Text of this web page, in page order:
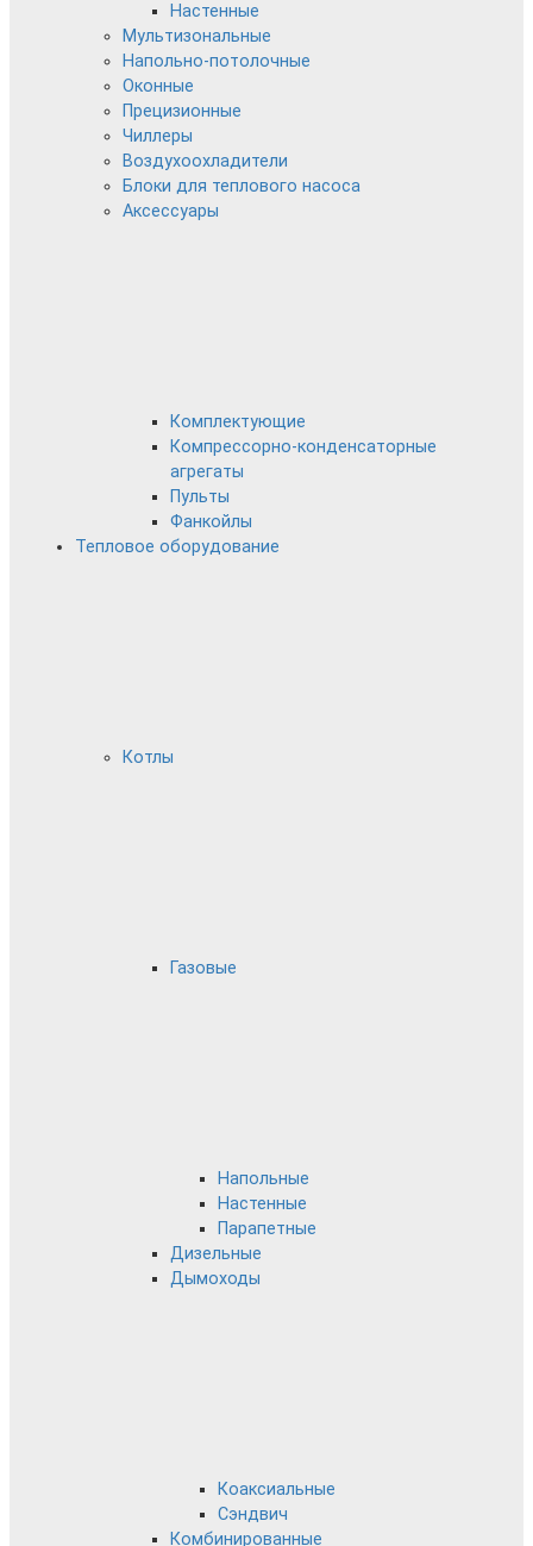
Настенные
Мультизональные
Напольно-потолочные
Оконные
Прецизионные
Чиллеры
Воздухоохладители
Блоки для теплового насоса
Аксессуары
Комплектующие
Компрессорно-конденсаторные
агрегаты
Пульты
Фанкойлы
Тепловое оборудование
Котлы
Газовые
Напольные
Настенные
Парапетные
Дизельные
Дымоходы
Коаксиальные
Сэндвич
Комбинированные